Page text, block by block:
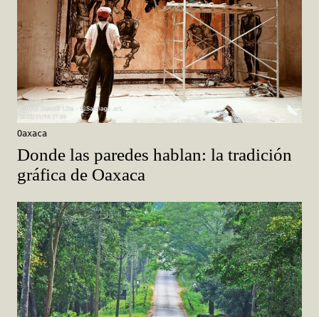
Oaxaca
Donde las paredes hablan: la tradición
gráfica de Oaxaca